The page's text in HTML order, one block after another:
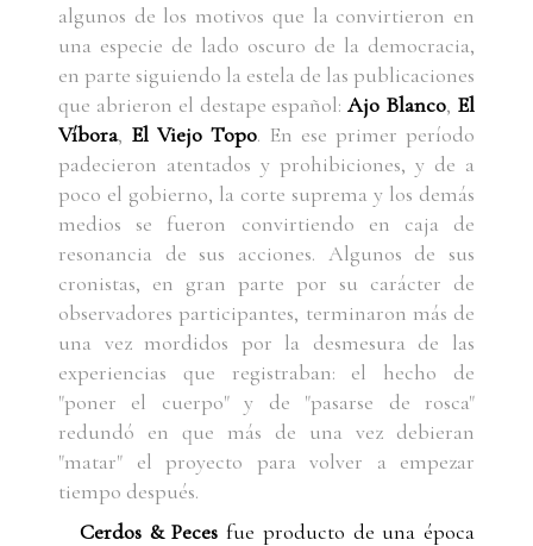
algunos de los motivos que la convirtieron en
una especie de lado oscuro de la democracia,
en parte siguiendo la estela de las publicaciones
que abrieron el destape español:Ajo Blanco, El
Víbora, El Viejo Topo. En ese primer período
padecieron atentados y prohibiciones, y de a
poco el gobierno, la corte suprema y los demás
medios se fueron convirtiendo en caja de
resonancia de sus acciones. Algunos de sus
cronistas, en gran parte por su carácter de
observadores participantes, terminaron más de
una vez mordidos por la desmesura de las
experiencias que registraban: el hecho de
"poner el cuerpo" y de "pasarse de rosca"
redundó en que más de una vez debieran
"matar" el proyecto para volver a empezar
tiempo después.
Cerdos & Peces fue producto de una época